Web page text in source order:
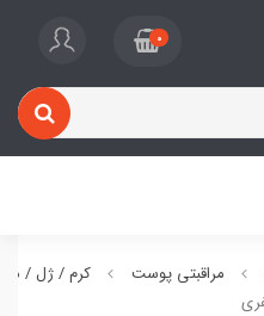
0
مراقبتی پوست
کرم / ژل /